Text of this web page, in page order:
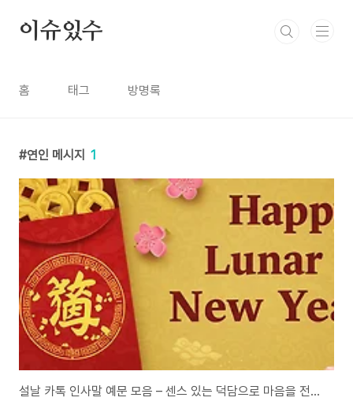
이슈있수
홈 태그 방명록
연인 메시지 1
설날 카톡 인사말 예문 모음 – 센스 있는 덕담으로 마음을 전하세요! 🎉